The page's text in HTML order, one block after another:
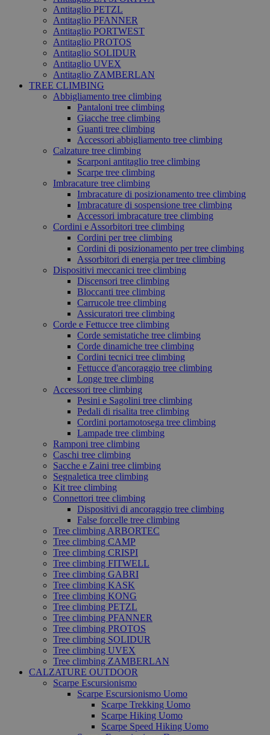
Antitaglio PETZL
Antitaglio PFANNER
Antitaglio PORTWEST
Antitaglio PROTOS
Antitaglio SOLIDUR
Antitaglio UVEX
Antitaglio ZAMBERLAN
TREE CLIMBING
Abbigliamento tree climbing
Pantaloni tree climbing
Giacche tree climbing
Guanti tree climbing
Accessori abbigliamento tree climbing
Calzature tree climbing
Scarponi antitaglio tree climbing
Scarpe tree climbing
Imbracature tree climbing
Imbracature di posizionamento tree climbing
Imbracature di sospensione tree climbing
Accessori imbracature tree climbing
Cordini e Assorbitori tree climbing
Cordini per tree climbing
Cordini di posizionamento per tree climbing
Assorbitori di energia per tree climbing
Dispositivi meccanici tree climbing
Discensori tree climbing
Bloccanti tree climbing
Carrucole tree climbing
Assicuratori tree climbing
Corde e Fettucce tree climbing
Corde semistatiche tree climbing
Corde dinamiche tree climbing
Cordini tecnici tree climbing
Fettucce d'ancoraggio tree climbing
Longe tree climbing
Accessori tree climbing
Pesini e Sagolini tree climbing
Pedali di risalita tree climbing
Cordini portamotosega tree climbing
Lampade tree climbing
Ramponi tree climbing
Caschi tree climbing
Sacche e Zaini tree climbing
Segnaletica tree climbing
Kit tree climbing
Connettori tree climbing
Dispositivi di ancoraggio tree climbing
False forcelle tree climbing
Tree climbing ARBORTEC
Tree climbing CAMP
Tree climbing CRISPI
Tree climbing FITWELL
Tree climbing GABRI
Tree climbing KASK
Tree climbing KONG
Tree climbing PETZL
Tree climbing PFANNER
Tree climbing PROTOS
Tree climbing SOLIDUR
Tree climbing UVEX
Tree climbing ZAMBERLAN
CALZATURE OUTDOOR
Scarpe Escursionismo
Scarpe Escursionismo Uomo
Scarpe Trekking Uomo
Scarpe Hiking Uomo
Scarpe Speed Hiking Uomo